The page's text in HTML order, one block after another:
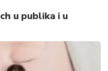
u publika i u